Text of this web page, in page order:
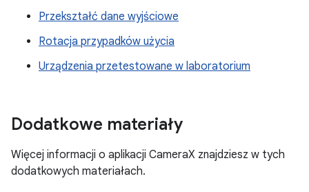
Przekształć dane wyjściowe
Rotacja przypadków użycia
Urządzenia przetestowane w laboratorium
Dodatkowe materiały
Więcej informacji o aplikacji CameraX znajdziesz w tych
dodatkowych materiałach.